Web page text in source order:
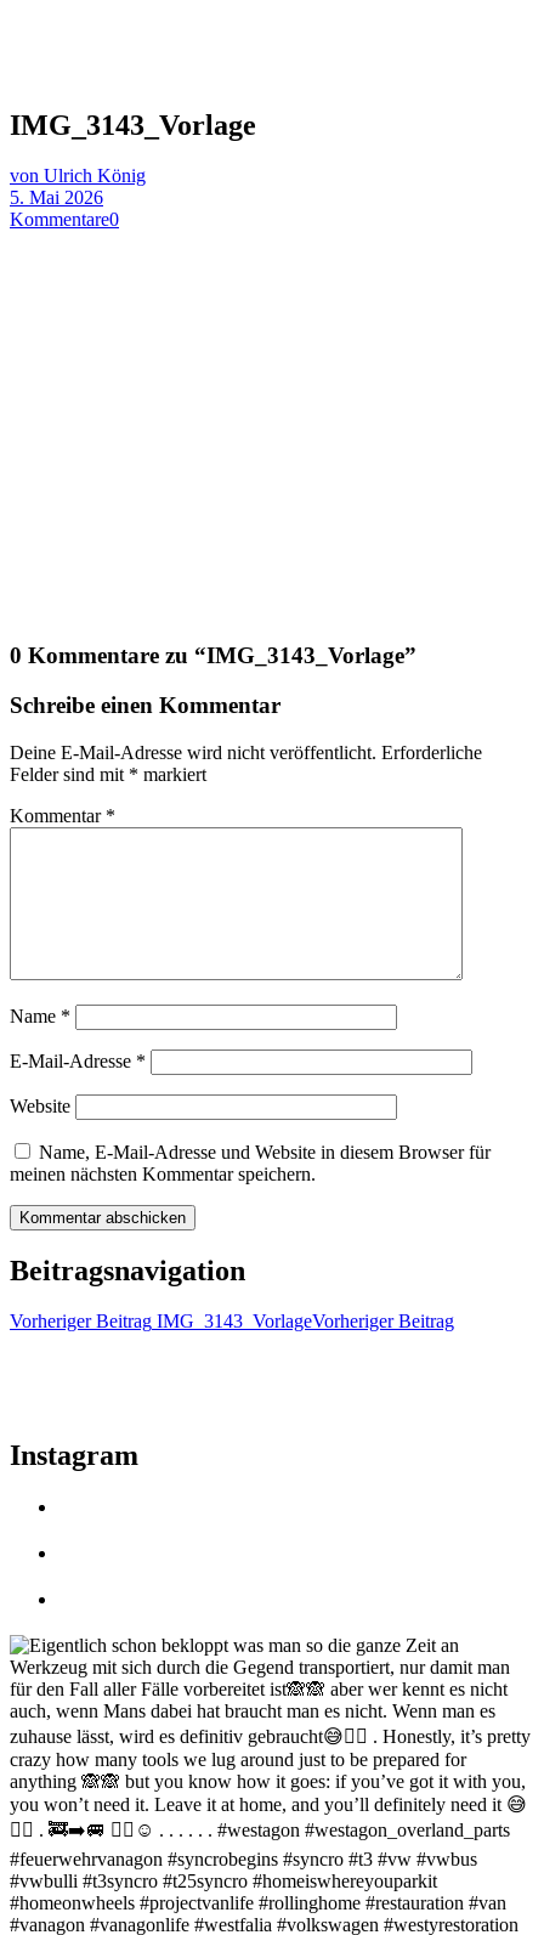
IMG_3143_Vorlage
von Ulrich König
5. Mai 2026
Kommentare0
0 Kommentare zu “IMG_3143_Vorlage”
Schreibe einen Kommentar
Deine E-Mail-Adresse wird nicht veröffentlicht. Erforderliche
Felder sind mit * markiert
Kommentar *
Name *
E-Mail-Adresse *
Website
Name, E-Mail-Adresse und Website in diesem Browser für
meinen nächsten Kommentar speichern.
Beitragsnavigation
Vorheriger Beitrag IMG_3143_VorlageVorheriger Beitrag
Instagram